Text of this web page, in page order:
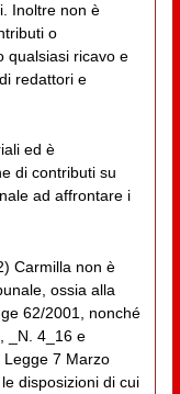
Inoltre non è
o
qualsiasi ricavo e
redattori e
ed è
di contributi su
ad affrontare i
Carmilla non è
ossia alla
62/2001, nonché
_N. 4_16 e
Legge 7 Marzo
disposizioni di cui